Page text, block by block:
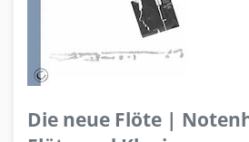
Die neue Flöte |